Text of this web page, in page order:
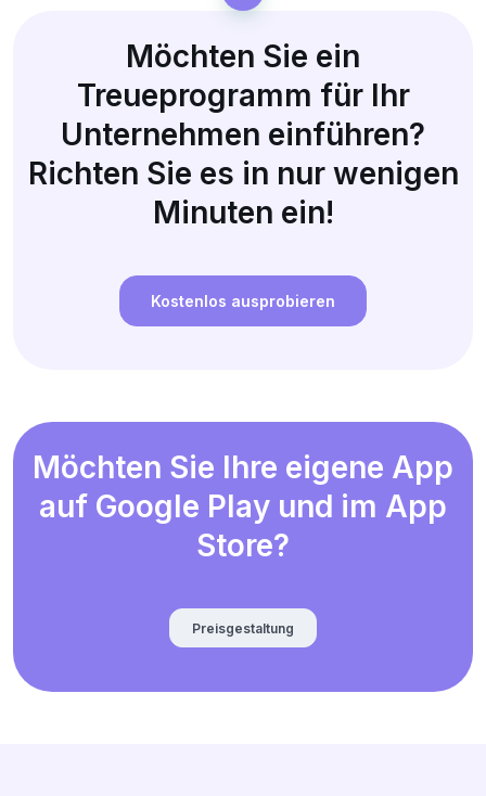
Möchten Sie ein
Treueprogramm für Ihr
Unternehmen einführen?
Richten Sie es in nur wenigen
Minuten ein!
Kostenlos ausprobieren
Möchten Sie Ihre eigene App
auf Google Play und im App
Store?
Preisgestaltung